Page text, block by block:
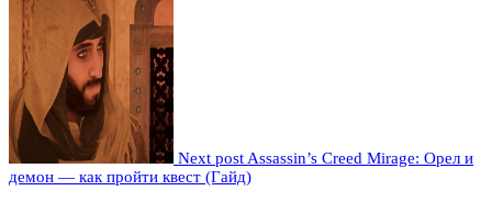
Next postAssassin’s Creed Mirage: Орел и
демон — как пройти квест (Гайд)